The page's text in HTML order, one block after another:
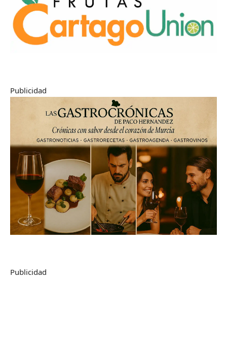
Publicidad
Publicidad